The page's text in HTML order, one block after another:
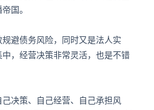
国。
避债务风险，同时又是法人实
，经营决策非常灵活，也是不错
己决策、自己经营、自己承担风